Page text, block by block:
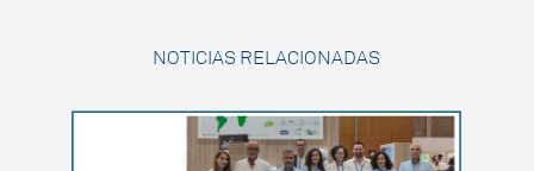
NOTICIAS RELACIONADAS